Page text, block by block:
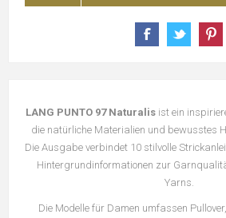
LANG PUNTO 97 Naturalis ist ein
die natürliche Materialien und bewusstes
Die Ausgabe verbindet 10 stilvolle
Hintergrundinformationen zur
Yarns.
Die Modelle für Damen umfassen